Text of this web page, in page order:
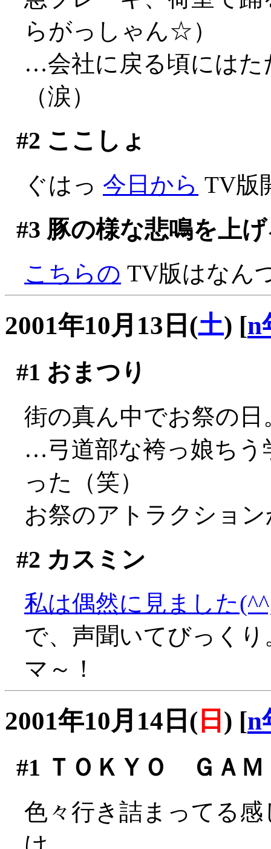
らがっしゃん☆）
…会社に戻る頃にはた
（涙）
#2 ここしょ
ぐはっ 今日から TV版
#3 豚の様な悲鳴を上
こちらの TV版はなん
2001年10月13日(土) [n
#1 おまつり
街の真ん中でお祭の日
…弓道部な袴っ娘ちう
った（笑）
お祭のアトラクショ
#2 カスミン
私は偶然に見ました
で、声聞いてびっく
マ～！
2001年10月14日( 日 ) [n
#1 ＴＯＫＹＯ ＧＡ
色々行き詰まってる